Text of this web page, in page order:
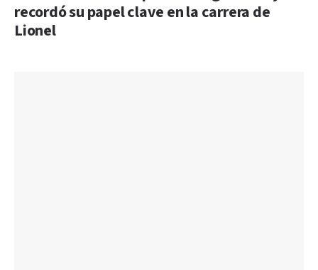
recordó su papel clave en la carrera de
Lionel